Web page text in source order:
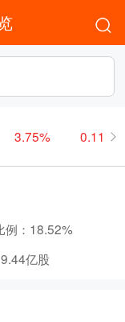
3.75% 0.11
： 18.52%
亿股